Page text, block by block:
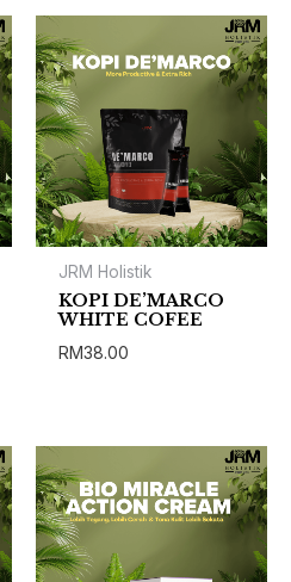
“ZINNIA
CLEANSER”
into post a review.
JRM Holistik
KOPI DE’MARCO
WHITE COFEE
RM38.00